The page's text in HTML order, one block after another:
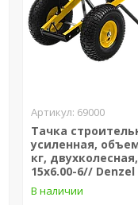
69000
Тачка
усиленная,
кг,
15х6.00-6// Denzel
В наличии